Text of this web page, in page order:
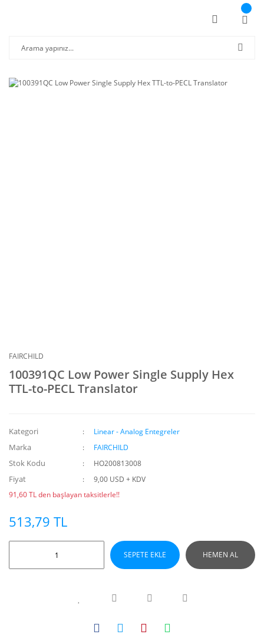
FAIRCHILD
100391QC Low Power Single Supply Hex
TTL-to-PECL Translator
Kategori Linear - Analog Entegreler
Marka FAIRCHILD
Stok Kodu HO200813008
Fiyat
9,00 USD + KDV
91,60 TL den başlayan taksitlerle!!
513,79 TL
SEPETE EKLE HEMEN AL